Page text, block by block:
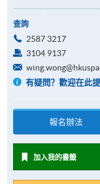
查詢
2587 3217
3104 9137
有疑問？歡迎在此
報名辦法
加入我的書籤